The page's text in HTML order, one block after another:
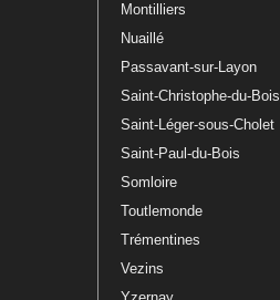
Montilliers
Nuaillé
Passavant-sur-Layon
Saint-Christophe-du-Bois
Saint-Léger-sous-Cholet
Saint-Paul-du-Bois
Somloire
Toutlemonde
Trémentines
Vezins